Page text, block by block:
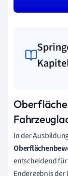
In der
entscheidend
Endergebnis